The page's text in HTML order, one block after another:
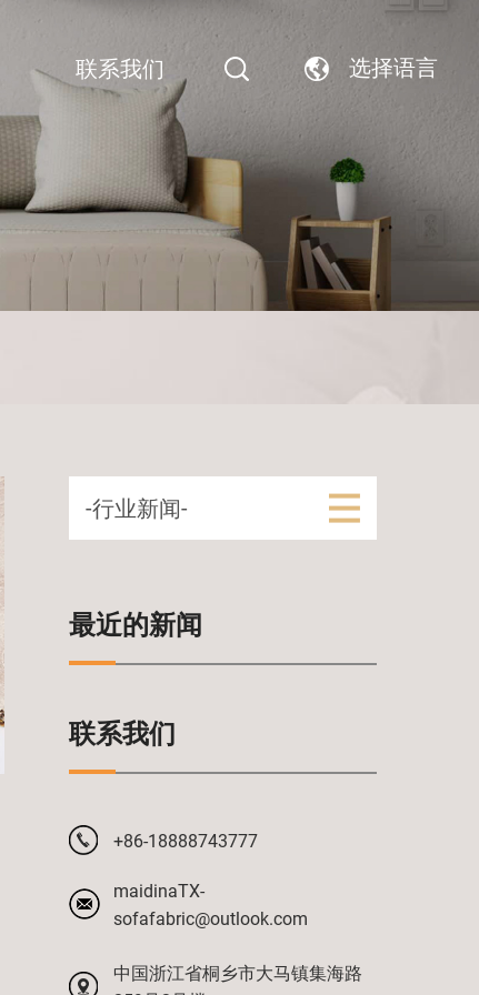
联系我们 选择语言
-行业新闻-
最近的新闻
联系我们
+86-18888743777
maidinaTX-
sofafabric@outlook.com
中国浙江省桐乡市大马镇集海路